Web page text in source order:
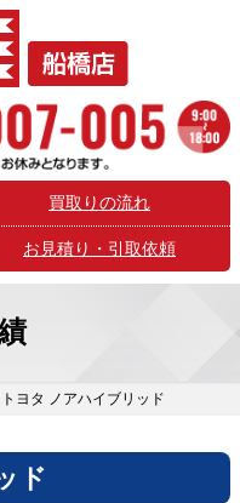
買取りの流れ
お見積り・引取依頼
トヨタ ノアハイブリッド
ド